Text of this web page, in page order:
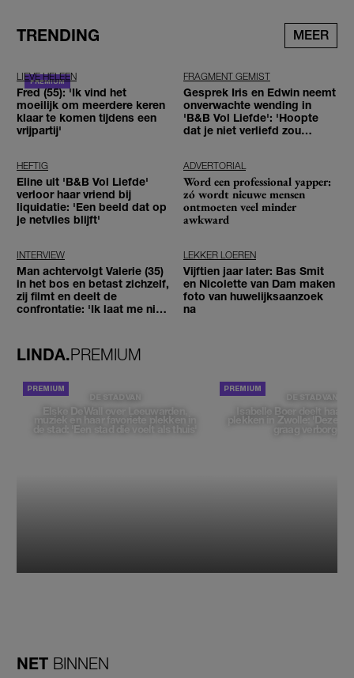
TRENDING MEER
LIEVE HELEEN
Fred (55): 'Ik vind het
moeilijk om meerdere keren
klaar te komen tijdens een
vrijpartij'
FRAGMENT GEMIST
Gesprek Iris en Edwin neemt
onverwachte wending in
'B&B Vol Liefde': 'Hoopte
dat je niet verliefd zou
HEFTIG
Eline uit 'B&B Vol Liefde'
verloor haar vriend bij
liquidatie: 'Een beeld dat op
je netvlies blijft'
ADVERTORIAL
Word een professional yapper:
zó wordt nieuwe mensen
ontmoeten veel minder
awkward
INTERVIEW
Man achtervolgt Valerie (35)
in het bos en betast zichzelf,
zij filmt en deelt de
confrontatie: 'Ik laat me niet
LEKKER LOEREN
Vijftien jaar later: Bas Smit
en Nicolette van Dam maken
foto van huwelijksaanzoek
na
LINDA.PREMIUM
DE STAD VAN
Elske DeWall over Leeuwarden,
muziek en haar favoriete plekken in
de stad: 'Een stad die voelt als thuis'
DE STAD VAN
Isabelle Boer deelt haar
plekken in Zwolle: 'Deze
graag verborgen'
NET BINNEN